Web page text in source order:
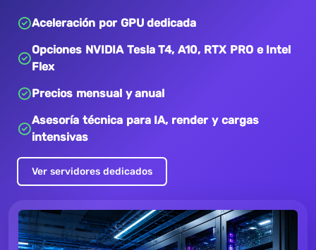
Aceleración por GPU dedicada
Opciones NVIDIA Tesla T4, A10, RTX PRO e Intel
Flex
Precios mensual y anual
Asesoría técnica para IA, render y cargas
intensivas
Ver servidores dedicados